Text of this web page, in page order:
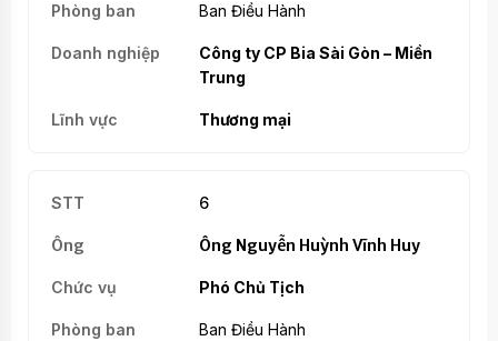
Ban Điều Hành
Công ty CP Bia Sài Gòn – Miền
Trung
Thương mại
6
Ông Nguyễn Huỳnh Vĩnh Huy
Phó Chủ Tịch
Ban Điều Hành